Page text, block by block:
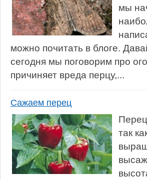
мы
можно почитать в блоге.
сегодня мы поговорим про
причиняет вреда перцу,...
Сажаем перец
так